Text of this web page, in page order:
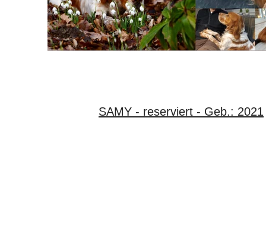
SAMY - reserviert - Geb.: 2021